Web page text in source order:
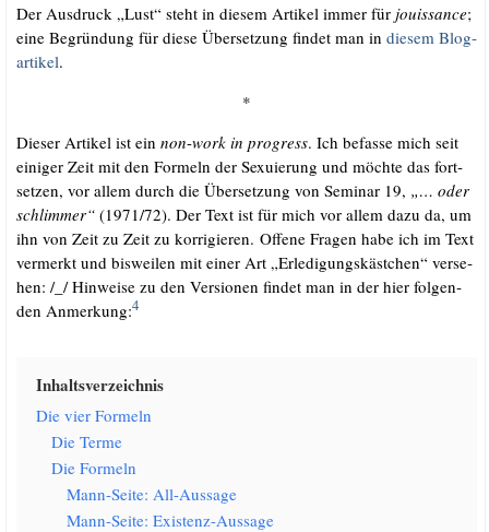
Der Aus­druck „Lust“ steht in die­sem Arti­kel immer für jouis­sance;
eine Begrün­dung für die­se Über­set­zung fin­det man in die­sem Blog­
ar­ti­kel.
*
Die­ser Arti­kel ist ein non-work in pro­gress. Ich befas­se mich seit
eini­ger Zeit mit den For­meln der Sexu­ie­rung und möch­te das fort­
set­zen, vor allem durch die Über­set­zung von Semi­nar 19, „… oder
schlim­mer“(1971/​72). Der Text ist für mich vor allem dazu da, um
ihn von Zeit zu Zeit zu kor­ri­gie­ren. Offe­ne Fra­gen habe ich im Text
ver­merkt und bis­wei­len mit einer Art „Erle­di­gungs­käst­chen“ ver­se­
hen: /​_​/​ Hin­wei­se zu den Ver­sio­nen fin­det man in der hier fol­gen­
den Anmer­kung:4
Inhalts­ver­zeich­nis
Die vier Formeln
Die Ter­me
Die For­meln
Mann-Sei­te: All-Aussage
Mann-Sei­te: Existenz-Aussage